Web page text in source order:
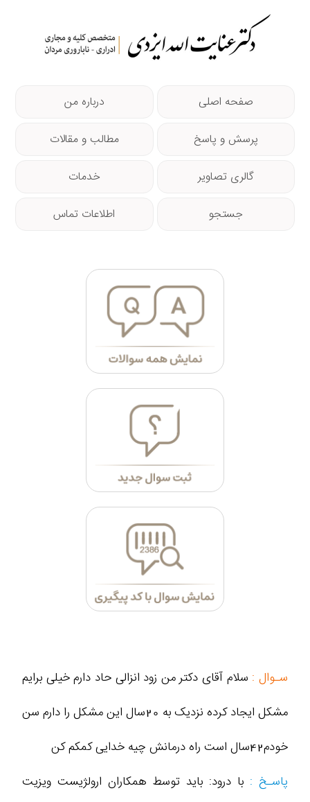
صفحه اصلی درباره من
پرسش و پاسخ مطالب و مقالات
گالری تصاویر خدمات
جستجو اطلاعات تماس
سـوال : سلام آقای دکتر من زود انزالی حاد دارم خیلی برایم
مشکل ایجاد کرده نزدیک به 20سال این مشکل را دارم سن
خودم42سال است راه درمانش چیه خدایی کمکم کن
پاسـخ : با درود: باید توسط همکاران ارولژیست ویزیت